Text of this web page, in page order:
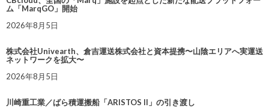
ム「MarqGO」開始
2026年8月5日
株式会社Univearth、倉吉運送株式会社と資本提携〜山陰エリアへ実運送
ネットワークを拡大〜
2026年8月5日
川崎重工業／ばら積運搬船「ARISTOS II」の引き渡し